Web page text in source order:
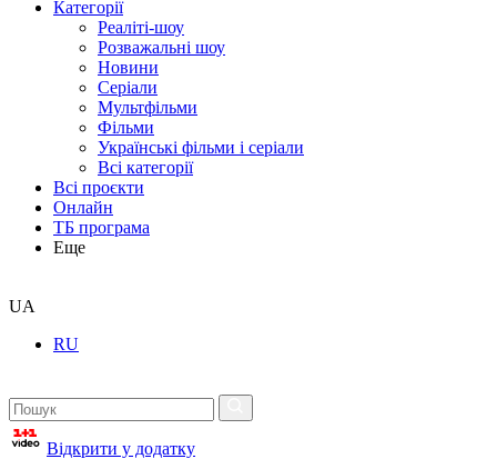
Категорії
Реаліті-шоу
Розважальні шоу
Новини
Серіали
Мультфільми
Фільми
Українські фільми і серіали
Всі категорії
Всі проєкти
Онлайн
ТБ програма
Еще
UA
RU
Відкрити у додатку